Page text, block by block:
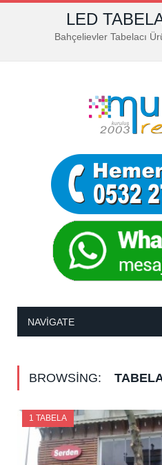
LED
Bahçelievler Tabelacı
NAVIGATE
BROWSING:
1 TABELA